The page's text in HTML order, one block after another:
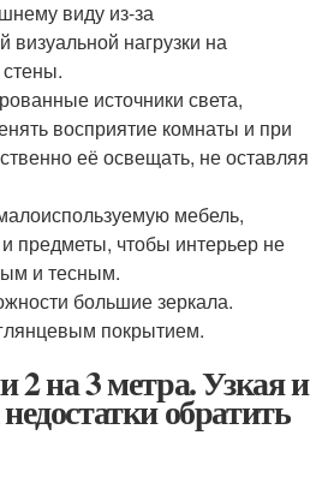
виду из-за
визуальной нагрузки на
источники света,
восприятие комнаты и при
её освещать, не оставляя
мебель,
предметы, чтобы интерьер не
и тесным.
большие зеркала.
покрытием.
2 на 3 метра. Узкая и
обратить